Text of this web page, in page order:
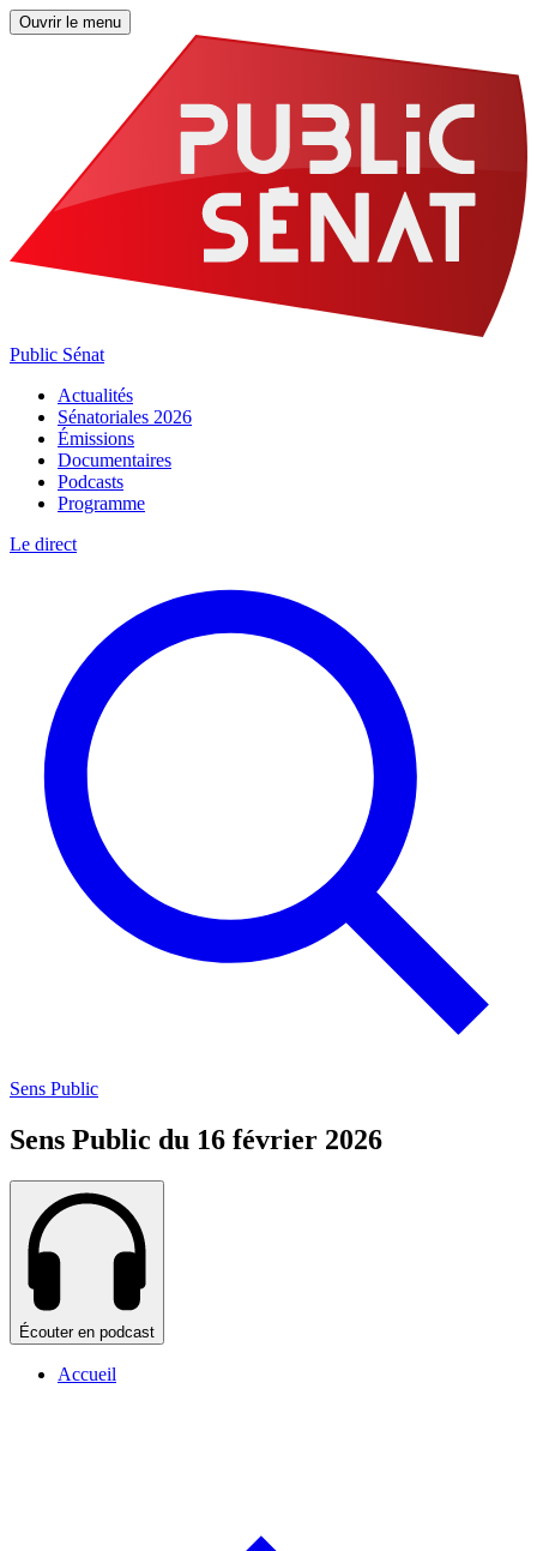
Ouvrir le menu
Public Sénat
Actualités
Sénatoriales 2026
Émissions
Documentaires
Podcasts
Programme
Le direct
Sens Public
Sens Public du 16 février 2026
Écouter en podcast
Accueil